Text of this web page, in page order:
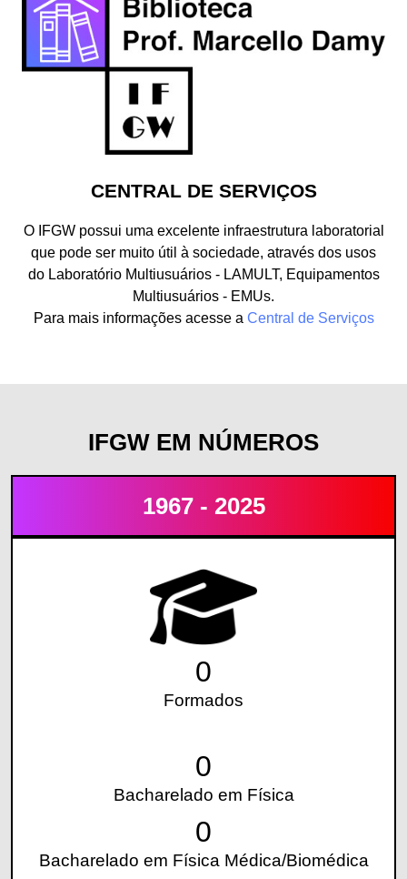
CENTRAL DE SERVIÇOS
O IFGW possui uma excelente infraestrutura laboratorial
que pode ser muito útil à sociedade, através dos usos
do Laboratório Multiusuários - LAMULT, Equipamentos
Multiusuários - EMUs.
Para mais informações acesse a Central de Serviços
IFGW EM NÚMEROS
1967 - 2025
0
Formados
0
Bacharelado em Física
0
Bacharelado em Física Médica/Biomédica